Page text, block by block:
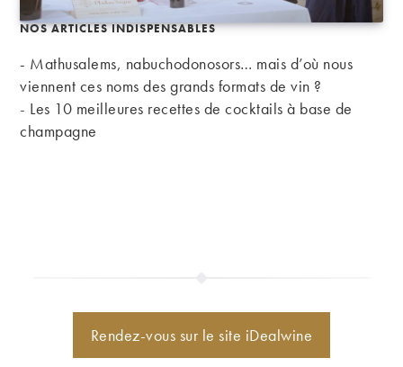
NOS ARTICLES INDISPENSABLES
- Mathusalems, nabuchodonosors… mais d’où nous
viennent ces noms des grands formats de vin ?
- Les 10 meilleures recettes de cocktails à base de
champagne
Rendez-vous sur le site iDealwine